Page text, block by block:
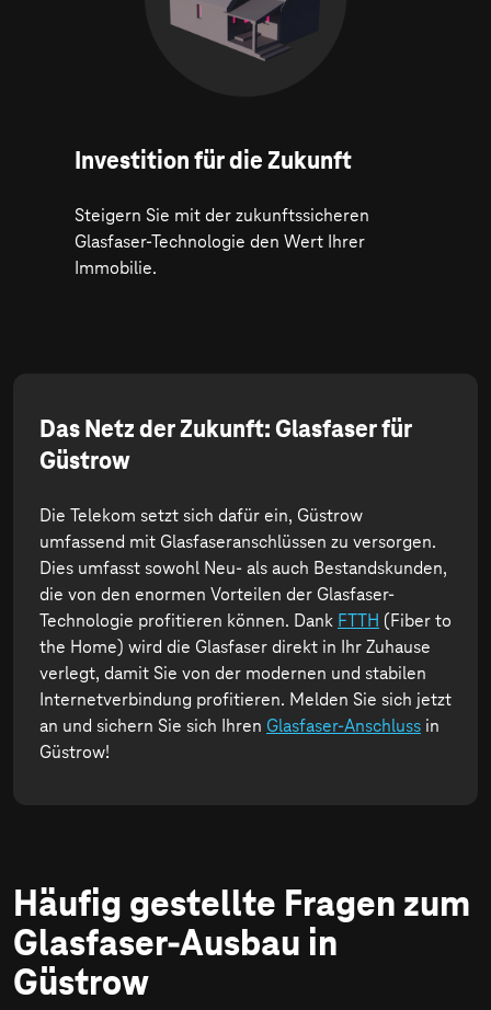
Investition für die Zukunft
Steigern Sie mit der zukunftssicheren
Glasfaser-Technologie den Wert Ihrer
Immobilie.
Das Netz der Zukunft: Glasfaser für
Güstrow
Die Telekom setzt sich dafür ein, Güstrow
umfassend mit Glasfaseranschlüssen zu versorgen.
Dies umfasst sowohl Neu- als auch Bestandskunden,
die von den enormen Vorteilen der Glasfaser-
Technologie profitieren können. Dank FTTH (Fiber to
the Home) wird die Glasfaser direkt in Ihr Zuhause
verlegt, damit Sie von der modernen und stabilen
Internetverbindung profitieren. Melden Sie sich jetzt
an und sichern Sie sich Ihren Glasfaser-Anschluss in
Güstrow!
Häufig gestellte Fragen zum
Glasfaser-Ausbau in
Güstrow